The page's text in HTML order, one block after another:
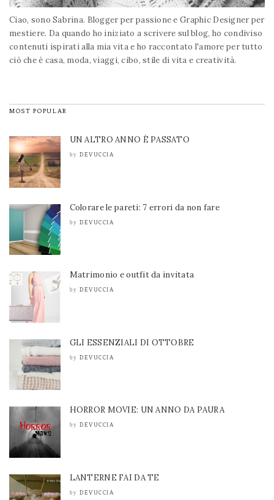
Ciao, sono Sabrina. Blogger per passione e Graphic Designer per
mestiere. Da quando ho iniziato a scrivere sul blog, ho condiviso
contenuti ispirati alla mia vita e ho raccontato l'amore per tutto
ciò che è casa, moda, viaggi, cibo, stile di vita e creatività.
MOST POPULAR
UN ALTRO ANNO È PASSATO
by DEVUCCIA
Colorare le pareti: 7 errori da non fare
by DEVUCCIA
Matrimonio e outfit da invitata
by DEVUCCIA
GLI ESSENZIALI DI OTTOBRE
by DEVUCCIA
HORROR MOVIE: UN ANNO DA PAURA
by DEVUCCIA
LANTERNE FAI DA TE
by DEVUCCIA